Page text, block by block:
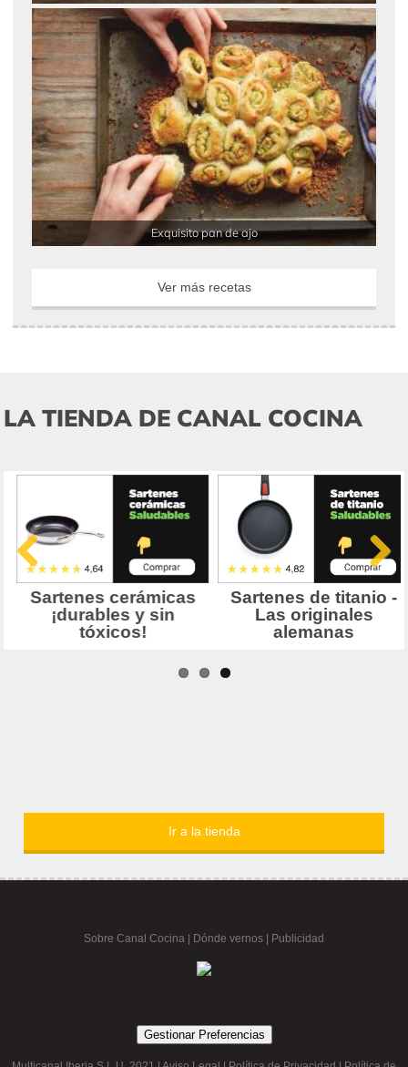
Exquisito pan de ajo
Ver más recetas
LA TIENDA DE CANAL COCINA
Ir a la tienda
Sobre Canal Cocina Dónde vernos | Publicidad
Gestionar Preferencias